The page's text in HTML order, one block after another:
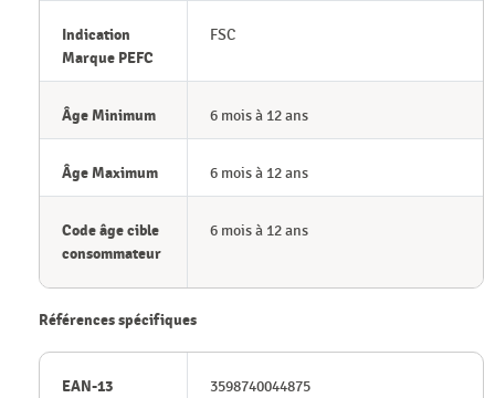
Indication
Marque PEFC
FSC
Âge Minimum 6 mois à 12 ans
Âge Maximum 6 mois à 12 ans
Code âge cible
consommateur
6 mois à 12 ans
Références spécifiques
EAN-13 3598740044875